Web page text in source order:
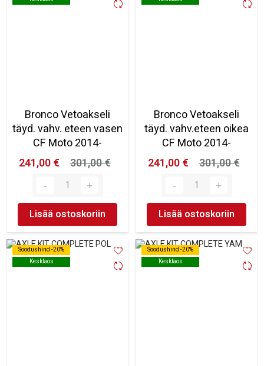
Bronco Vetoakseli
täyd. vahv. eteen vasen
CF Moto 2014-
241,00 €
301,00 €
Lisää ostoskoriin
Bronco Vetoakseli
täyd. vahv.eteen oikea
CF Moto 2014-
241,00 €
301,00 €
Lisää ostoskoriin
Soodushind -20%
Kesklaos
Soodushind -20%
Kesklaos
Soodushind -20%
Kesklaos
Soodushind -20%
Kesklaos